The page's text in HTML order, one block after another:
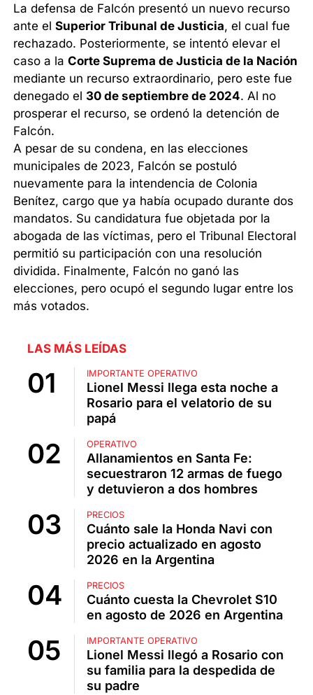
La defensa de Falcón presentó un nuevo recurso
ante elSuperior Tribunal de Justicia, el cual fue
rechazado. Posteriormente, se intentó elevar el
caso a laCorte Suprema de Justicia de la Nación
mediante un recurso extraordinario, pero este fue
denegado el 30 de septiembre de 2024. Al no
prosperar el recurso, se ordenó la detención de
Falcón.
A pesar de su condena, en las elecciones
municipales de 2023, Falcón se postuló
nuevamente para la intendencia de Colonia
Benítez, cargo que ya había ocupado durante dos
mandatos. Su candidatura fue objetada por la
abogada de las víctimas, pero el Tribunal Electoral
permitió su participación con una resolución
dividida. Finalmente, Falcón no ganó las
elecciones, pero ocupó el segundo lugar entre los
más votados.
LAS MÁS LEÍDAS
IMPORTANTE OPERATIVO
Lionel Messi llega esta noche a
Rosario para el velatorio de su
papá
OPERATIVO
Allanamientos en Santa Fe:
secuestraron 12 armas de fuego
y detuvieron a dos hombres
PRECIOS
Cuánto sale la Honda Navi con
precio actualizado en agosto
2026 en la Argentina
PRECIOS
Cuánto cuesta la Chevrolet S10
en agosto de 2026 en Argentina
IMPORTANTE OPERATIVO
Lionel Messi llegó a Rosario con
su familia para la despedida de
su padre